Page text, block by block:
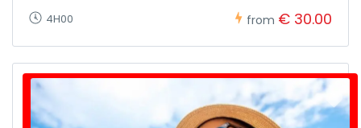
4H00 from € 30.00